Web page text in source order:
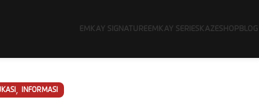
EMKAY SIGNATUREEMKAY SERIES KAZESHOPBLOG
, INFORMASI